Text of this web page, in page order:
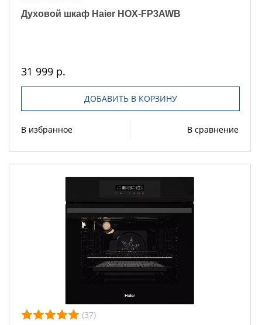
Духовой шкаф Haier HOX-FP3AWB
31 999 р.
ДОБАВИТЬ В КОРЗИНУ
В избранное В сравнение
(37)